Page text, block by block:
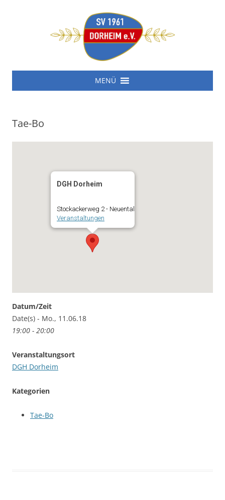
SV 1961 Dorheim e.V.
Zum
MENÜ
Tae-Bo
DGH Dorheim
Stockackerweg 2 - Neuental
Veranstaltungen
Datum/Zeit
Date(s) - Mo., 11.06.18
19:00 - 20:00
Veranstaltungsort
DGH Dorheim
Kategorien
Tae-Bo